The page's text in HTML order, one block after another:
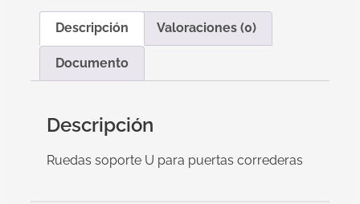
Descripción Valoraciones (0)
Documento
Descripción
Ruedas soporte U para puertas correderas